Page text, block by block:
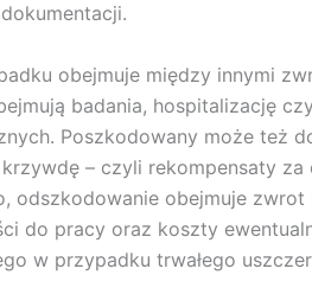
obejmuje między innymi
badania, hospitalizację
Poszkodowany może też
– czyli rekompensaty za
odszkodowanie obejmuje zwrot
do pracy oraz koszty
w przypadku trwałego